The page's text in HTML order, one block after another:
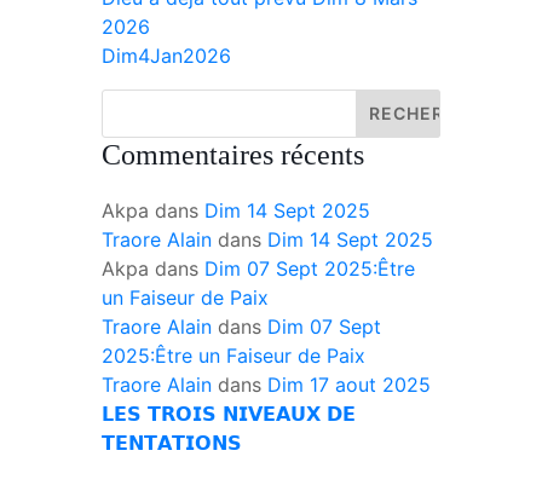
2026
Dim4Jan2026
Commentaires récents
Akpa dans Dim 14 Sept 2025
Traore Alain dans Dim 14 Sept 2025
Akpa dans Dim 07 Sept 2025:Être
un Faiseur de Paix
Traore Alain dans Dim 07 Sept
2025:Être un Faiseur de Paix
Traore Alain dans Dim 17 aout 2025
𝗟𝗘𝗦 𝗧𝗥𝗢𝗜𝗦 𝗡𝗜𝗩𝗘𝗔𝗨𝗫 𝗗𝗘
𝗧𝗘𝗡𝗧𝗔𝗧𝗜𝗢𝗡𝗦